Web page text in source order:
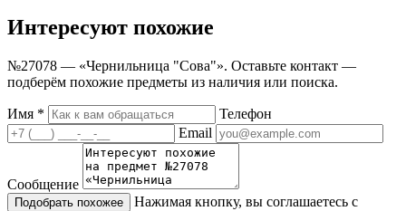
Интересуют похожие
№27078 — «Чернильница "Сова"». Оставьте контакт —
подберём похожие предметы из наличия или поиска.
Имя *
Телефон
Email
Сообщение
Подобрать похожее
Нажимая кнопку, вы соглашаетесь с